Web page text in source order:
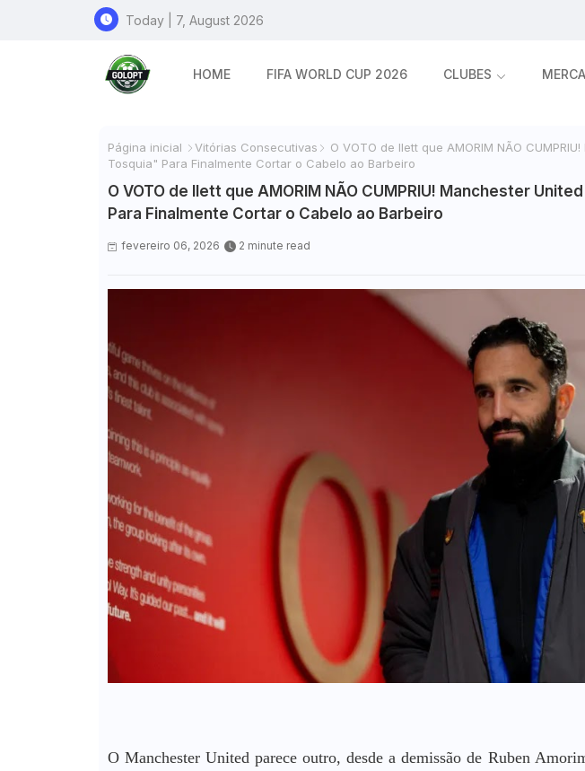
Today | 7, August 2026
HOME FIFA WORLD CUP 2026 CLUBES
Página inicial Vitórias Consecutivas
O VOTO de Ilett que AMORIM NÃO
Tosquia" Para Finalmente Cortar o Cabelo ao Barbeiro
O VOTO de Ilett que AMORIM NÃO CUMPRIU! Manchester
Para Finalmente Cortar o Cabelo ao Barbeiro
fevereiro 06, 2026 2 minute read
O Manchester United parece outro, desde a demissão de Ruben